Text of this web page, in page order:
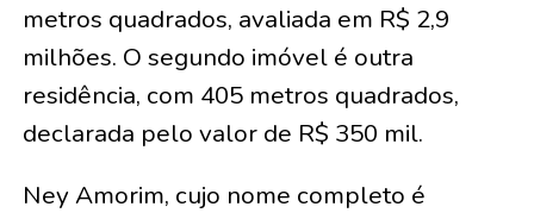
metros quadrados, avaliada em R$ 2,9
milhões. O segundo imóvel é outra
residência, com 405 metros quadrados,
declarada pelo valor de R$ 350 mil.
Ney Amorim, cujo nome completo é